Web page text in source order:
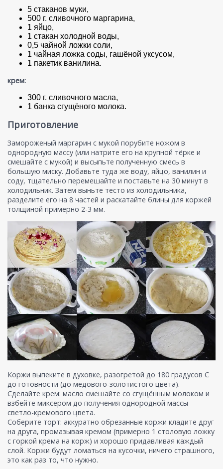
5 стаканов муки,
500 г. сливочного маргарина,
1 яйцо,
1 стакан холодной воды,
0,5 чайной ложки соли,
1 чайная ложка соды, гашёной уксусом,
1 пакетик ванилина.
крем:
300 г. сливочного масла,
1 банка сгущёного молока.
Приготовление
Замороженый маргарин с мукой порубите ножом в
однородную массу (или натрите его на крупной тёрке и
смешайте с мукой) и высыпьте полученную смесь в
большую миску. Добавьте туда же воду, яйцо, ванилин и
соду, тщательно перемешайте и поставьте на 30 минут в
холодильник. Затем выньте тесто из холодильника,
разделите его на 8 частей и раскатайте блины для коржей
толщиной примерно 2-3 мм.
Коржи выпеките в духовке, разогретой до 180 градусов С
до готовности (до медового-золотистого цвета).
Сделайте крем: масло смешайте со сгущённым молоком и
взбейте миксером до получения однородной массы
светло-кремового цвета.
Соберите торт: аккуратно обрезанные коржи кладите друг
на друга, промазывая кремом (примерно 1 столовую ложку
с горкой крема на корж) и хорошо придавливая каждый
слой. Коржи будут ломаться на кусочки, ничего страшного,
это как раз то, что нужно.